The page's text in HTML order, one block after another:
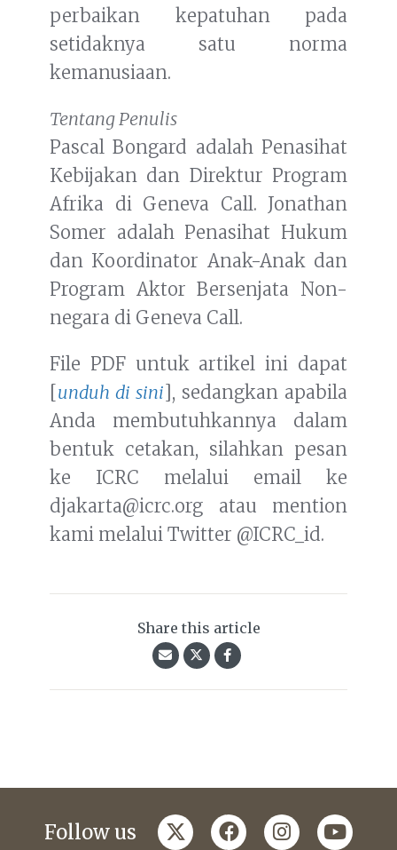
perbaikan kepatuhan pada
setidaknya satu norma
kemanusiaan.
Tentang Penulis
Pascal Bongard adalah Penasihat
Kebijakan dan Direktur Program
Afrika di Geneva Call. Jonathan
Somer adalah Penasihat Hukum
dan Koordinator Anak-Anak dan
Program Aktor Bersenjata Non-
negara di Geneva Call.
File PDF untuk artikel ini dapat
[unduh di sini], sedangkan apabila
Anda membutuhkannya dalam
bentuk cetakan, silahkan pesan
ke ICRC melalui email ke
djakarta@icrc.org atau mention
kami melalui Twitter @ICRC_id.
Share this article
Follow us twitterfacebookinstagramyoutube